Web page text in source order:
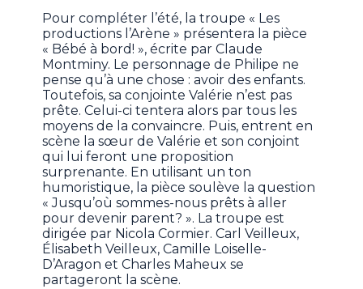
Pour compléter l’été, la troupe « Les
productions l’Arène » présentera la pièce
« Bébé à bord! », écrite par Claude
Montminy. Le personnage de Philipe ne
pense qu’à une chose : avoir des enfants.
Toutefois, sa conjointe Valérie n’est pas
prête. Celui-ci tentera alors par tous les
moyens de la convaincre. Puis, entrent en
scène la sœur de Valérie et son conjoint
qui lui feront une proposition
surprenante. En utilisant un ton
humoristique, la pièce soulève la question
« Jusqu’où sommes-nous prêts à aller
pour devenir parent? ». La troupe est
dirigée par Nicola Cormier. Carl Veilleux,
Élisabeth Veilleux, Camille Loiselle-
D’Aragon et Charles Maheux se
partageront la scène.